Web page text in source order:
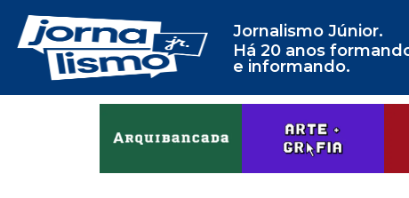
Jornalismo Júnior.
Há 20 anos
e informando.